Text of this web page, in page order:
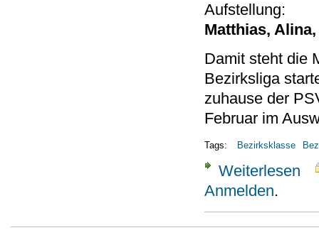
Aufstellung:
Matthias,
Damit steht die
Bezirksliga
zuhause der
Februar im
Tags: Bezirksklasse
Weiterlesen
Anmelden.